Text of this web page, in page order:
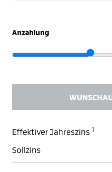
Anzahlung
Effektiver Jahreszins 1
Sollzins